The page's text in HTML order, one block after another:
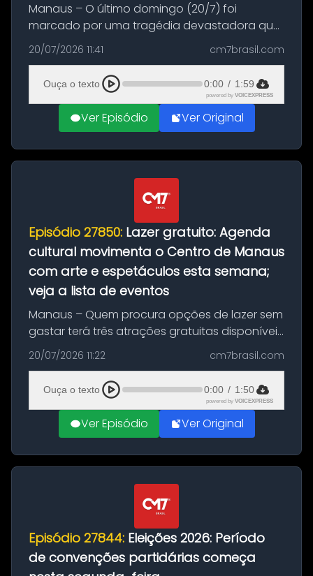
Manaus – O último domingo (20/7) foi
marcado por uma tragédia devastadora que
resultou na morte precoce de dois jovens na
BR-174, na zona rural de Manaus. Um passeio
com destino a um típico café regio...
20/07/2026 11:41 cm7brasil.com
Ouça o texto 0:00 / 1:59
powered by VOICEXPRESS
Ver Episódio Ver Original
Episódio 27850: Lazer gratuito: Agenda
cultural movimenta o Centro de Manaus
com arte e espetáculos esta semana;
veja a lista de eventos
Manaus – Quem procura opções de lazer sem
gastar terá três atrações gratuitas disponíveis
entre esta segunda-feira (20) e quinta-feira
(23). A programação inclui uma exposição
dedicada à história das ...
20/07/2026 11:22 cm7brasil.com
Ouça o texto 0:00 / 1:50
powered by VOICEXPRESS
Ver Episódio Ver Original
Episódio 27844: Eleições 2026: Período
de convenções partidárias começa